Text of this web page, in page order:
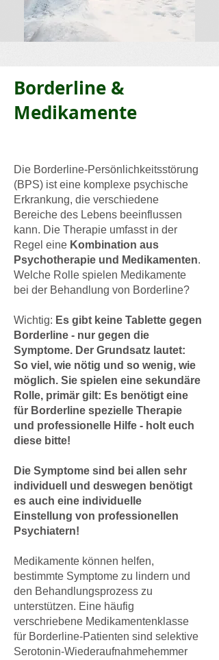
Borderline &
Medikamente
​Die Borderline-Persönlichkeitsstörung
(BPS) ist eine komplexe psychische
Erkrankung, die verschiedene
Bereiche des Lebens beeinflussen
kann. Die Therapie umfasst in der
Regel eine Kombination aus
Psychotherapie und Medikamenten.
Welche Rolle spielen Medikamente
bei der Behandlung von Borderline?
Wichtig: Es gibt keine Tablette gegen
Borderline - nur gegen die
Symptome. Der Grundsatz lautet:
So viel, wie nötig und so wenig, wie
möglich. Sie spielen eine sekundäre
Rolle, primär gilt: Es benötigt eine
für Borderline spezielle Therapie
und professionelle Hilfe - holt euch
diese bitte!
Die Symptome sind bei allen sehr
individuell und deswegen benötigt
es auch eine individuelle
Einstellung von professionellen
Psychiatern!
Medikamente können helfen,
bestimmte Symptome zu lindern und
den Behandlungsprozess zu
unterstützen. Eine häufig
verschriebene Medikamentenklasse
für Borderline-Patienten sind selektive
Serotonin-Wiederaufnahmehemmer